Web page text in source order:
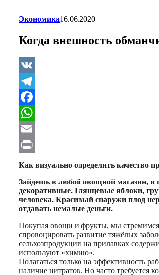
Экономика16.06.2020
Когда внешность
VK
Telegram
Facebook
WhatsApp
Email
Print
Как визуально определить качество
Зайдешь в любой овощной магазин, и
декоративные. Глянцевые яблоки,
человека. Красивый снаружи плод
отдавать немалые деньги.
Покупая овощи и фрукты, мы стремимся
спровоцировать развитие тяжёлых
сельхозпродукции на прилавках
используют «химию».
Полагаться только на эффективность
наличие нитратов. Но часто требуется